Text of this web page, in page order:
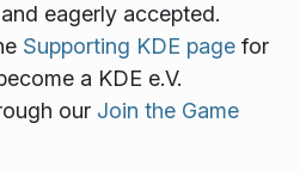
eagerly accepted.
Supporting KDE pagefor
a KDE e.V.
our Join the Game